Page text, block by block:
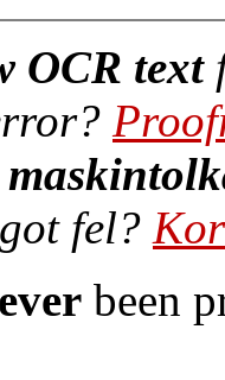
OCR text
fel?
been